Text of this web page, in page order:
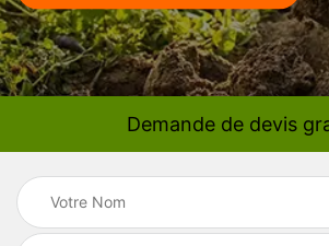
Demande de devis